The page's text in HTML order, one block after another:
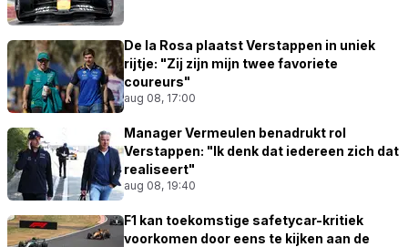
De la Rosa plaatst Verstappen in uniek
rijtje: "Zij zijn mijn twee favoriete
coureurs"
aug 08, 17:00
Manager Vermeulen benadrukt rol
Verstappen: "Ik denk dat iedereen zich dat
realiseert"
aug 08, 19:40
F1 kan toekomstige safetycar-kritiek
voorkomen door eens te kijken aan de